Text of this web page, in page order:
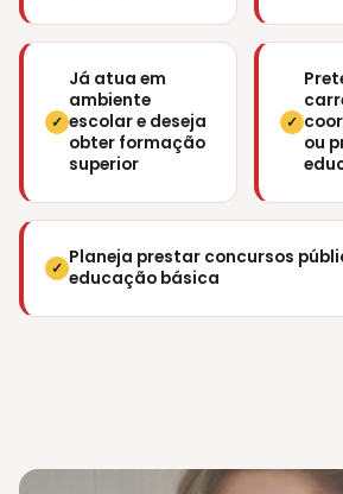
✓
Já atua em
ambiente
escolar e deseja
obter formação
superior
✓
ou
✓ Planeja prestar concursos
educação básica